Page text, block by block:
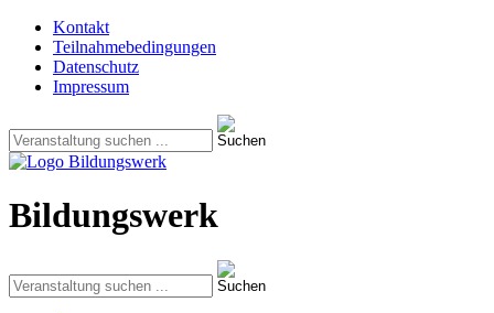
Kontakt
Teilnahmebedingungen
Datenschutz
Impressum
Bildungswerk